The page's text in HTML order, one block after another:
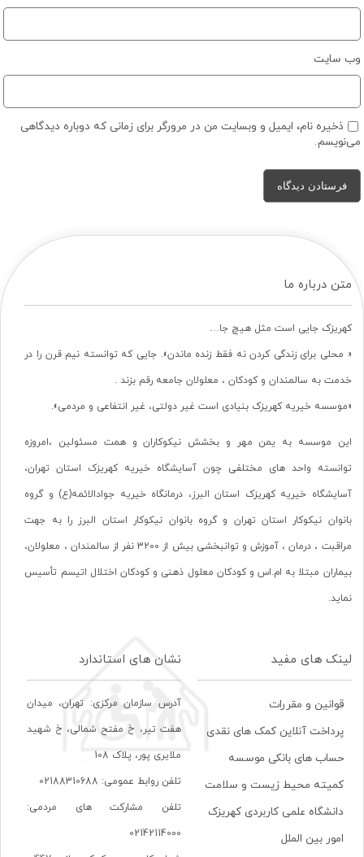
وب‌ سایت
ذخیره نام، ایمیل و وبسایت من در مرورگر برای زمانی که دوباره دیدگاهی
می‌نویسم.
متن درباره ما
کهریزک جایی است مثل هیچ جا…
« محلی برای زندگی کردن نه فقط زنده ماندن». جایی که توانسته نیم قرن را در
خدمت به سالمندان و کودکان ، معلولان جامعه رقم بزند .
«موسسه خیریه کهریزک بنیادی است غیر دولتی، غیر انتفاعی و مردمی».
این موسسه به یمن مهر و بخشش نیکوکاران و همت مسئولین ،امروزه
توانسته واحد های مختلفی چون آسایشگاه خیریه کهریزک استان تهران،
آسایشگاه خیریه کهریزک استان البرز، درمانگاه خیریه جوادالائمه(ع) و گروه
بانوان نیکوکار استان تهران و گروه بانوان نیکوکار استان البرز را به جهت
مراقبت ، درمان ، آموزش و توانبخشی بیش از 3200 نفر از سالمندان ، معلولان،
بیماران مبتلا به ام.اس و کودکان معلول ذهنی و کودکان اختلال اتیسم تأسیس
نماید.
لینک های مفید
قوانین و مقررات
پرداخت آنلاین کمک های نقدی
حساب های بانکی موسسه
کمیته محیط زیست و سلامت
دانشگاه علمی کاربردی کهریزک
امور بین الملل
نشان های استاندارد
آدرس سازمان مرکزی: تهران، ميدان
هفت تير، خ مفتح شمالی، خ شهيد
ملايری پور، پلاک 108
تلفن روابط عمومی: 02188310688
تلفن مشارکت های مردمی:
02142114000